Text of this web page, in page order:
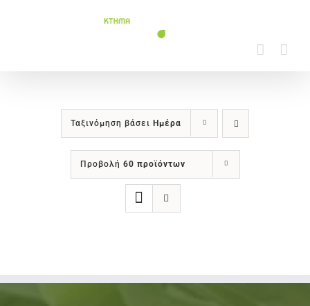
Ταξινόμηση βάσει Ημέρα
Προβολή 60 προϊόντων